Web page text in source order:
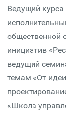
Ведущий
общественной
инициатив
ведущий
темам «От
«Школа